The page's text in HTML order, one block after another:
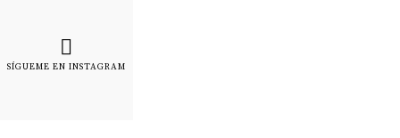
SÍGUEME EN INSTAGRAM